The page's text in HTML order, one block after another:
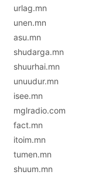
urlag.mn
unen.mn
asu.mn
shudarga.mn
shuurhai.mn
unuudur.mn
isee.mn
mglradio.com
fact.mn
itoim.mn
tumen.mn
shuum.mn